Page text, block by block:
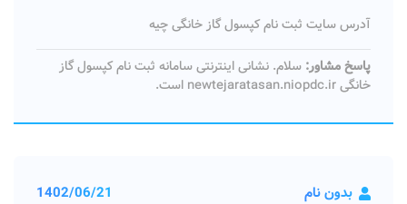
آدرس سایت ثبت نام کپسول گاز خانگی چیه
پاسخ مشاور: سلام. نشانی اینترنتی سامانه ثبت نام کپسول گاز
خانگی newtejaratasan.niopdc.ir است.
بدون نام 1402/06/21